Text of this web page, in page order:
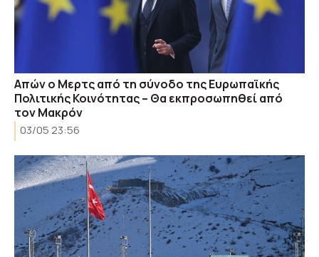
Απών ο Μερτς από τη σύνοδο της Ευρωπαϊκής
Πολιτικής Κοινότητας – Θα εκπροσωπηθεί από
τον Μακρόν
03/05 23:56